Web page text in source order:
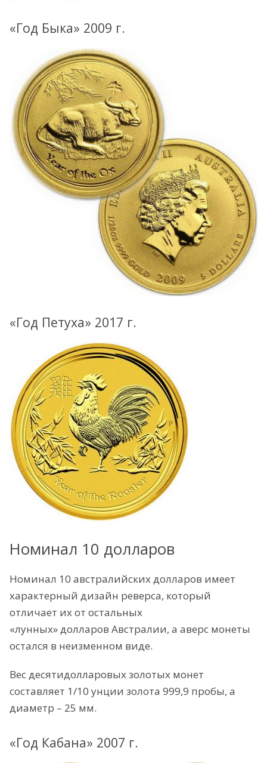
«Год Быка» 2009 г.
«Год Петуха» 2017 г.
Номинал 10 долларов
Номинал 10 австралийских долларов имеет
характерный дизайн реверса, который
отличает их от остальных
«лунных» долларов Австралии, а аверс монеты
остался в неизменном виде.
Вес десятидолларовых золотых монет
составляет 1/10 унции золота 999,9 пробы, а
диаметр – 25 мм.
«Год Кабана» 2007 г.